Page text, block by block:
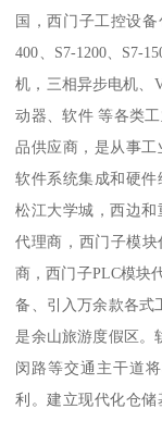
国，西门子工控设备
400、S7-1200、S7-
机，三相异步电机、
动器、软件 等各类
品供应商，是从事
软件系统集成和硬
松江大学城，西边
代理商，西门子模
商，西门子PLC模块
备、引入万余款各式
是余山旅游度假区。
闵路等交通主干道
利。建立现代化仓